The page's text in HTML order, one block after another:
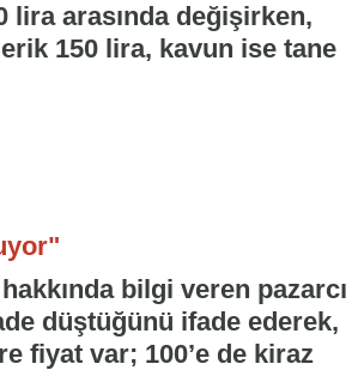
lira arasında değişirken,
150 lira, kavun ise tane
bilgi veren pazarcı
düştüğünü ifade ederek,
fiyat var; 100’e de kiraz